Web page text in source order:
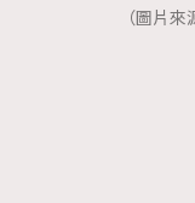
（圖片